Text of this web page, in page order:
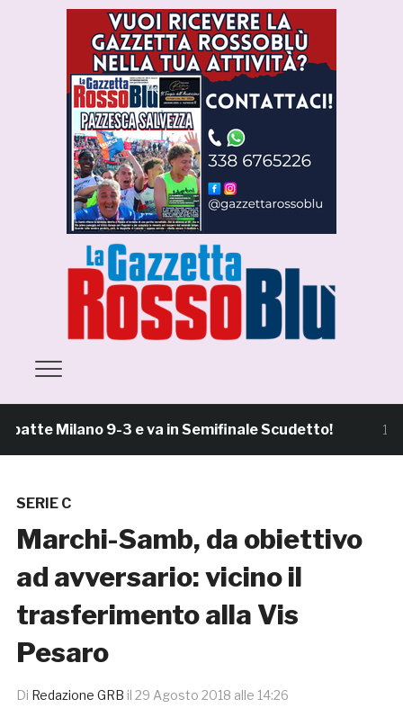
Milano 9-3 e va in Semifinale Scudetto! 1 ora fa
SERIE C
Marchi-Samb, da obiettivo
ad avversario: vicino il
trasferimento alla Vis
Pesaro
Di Redazione GRB il 29 Agosto 2018 alle 14:26